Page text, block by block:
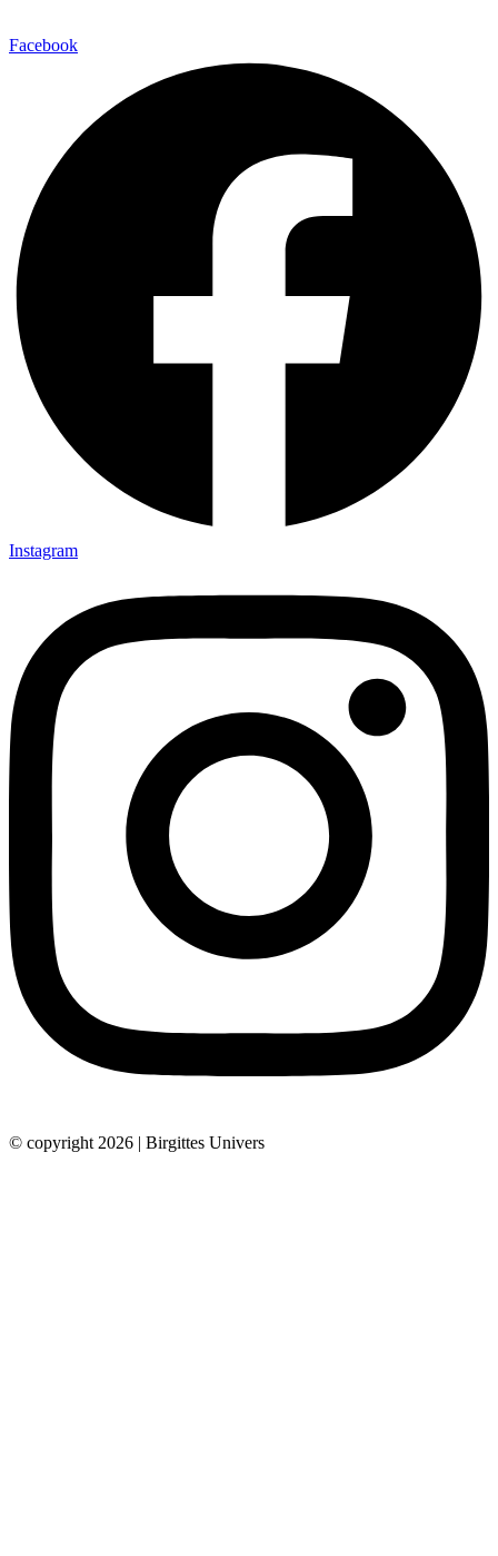
Facebook
Instagram
© copyright 2026 | Birgittes Univers